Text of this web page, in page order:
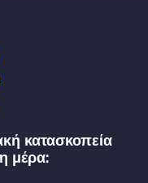
κατασκοπεία
μέρα: